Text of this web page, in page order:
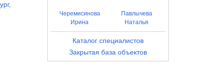
,
Черемисинова
Ирина
Павлычева
Наталья
Каталог специалистов
Закрытая база объектов